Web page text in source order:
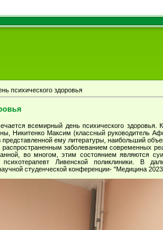
психического здоровья
всемирный день психического здоровья.
Никитенко Максим (классный руководитель
ему литературы, наибольший
заболеванием современных
во многом, этим состоянием являются
Ливенской поликлиники. В
студенческой конференции- "Медицина